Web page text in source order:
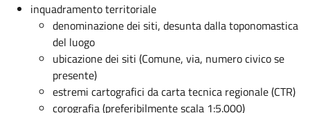
inquadramento territoriale
denominazione dei siti, desunta dalla toponomastica
del luogo
ubicazione dei siti (Comune, via, numero civico se
presente)
estremi cartografici da carta tecnica regionale (CTR)
corografia (preferibilmente scala 1:5.000)